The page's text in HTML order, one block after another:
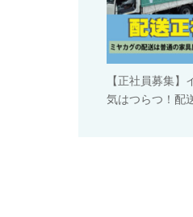
【正社員募集
気はつらつ！配